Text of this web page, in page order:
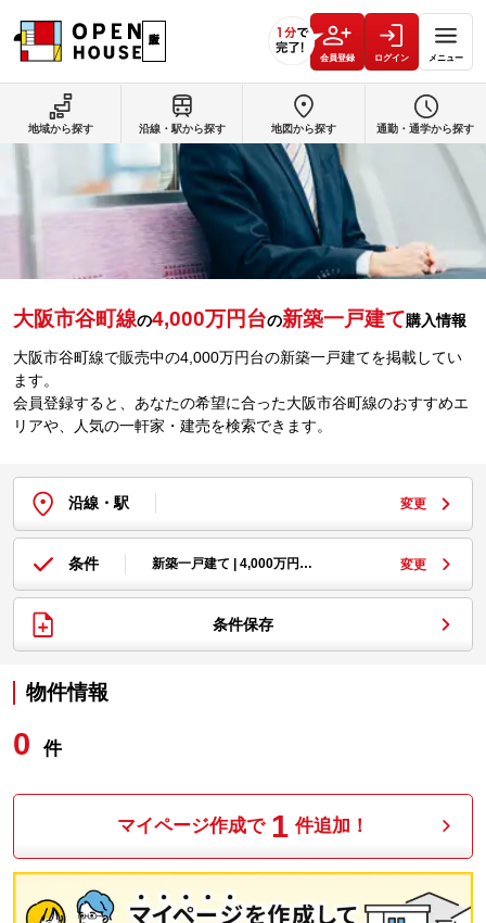
会員登録 ログイン メニュー
大阪市谷町線の4,000万円台の新築一戸建て購入情報
大阪市谷町線で販売中の4,000万円台の新築一戸建てを掲載してい
ます。
会員登録すると、あなたの希望に合った大阪市谷町線のおすすめエ
リアや、人気の一軒家・建売を検索できます。
沿線・駅 変更
条件 新築一戸建て | 4,000万円… 変更
条件保存
物件情報
0 件
マイページ作成で 1 件追加！
地域から探す 沿線・駅から探す 地図から探す 通勤・通学から探す